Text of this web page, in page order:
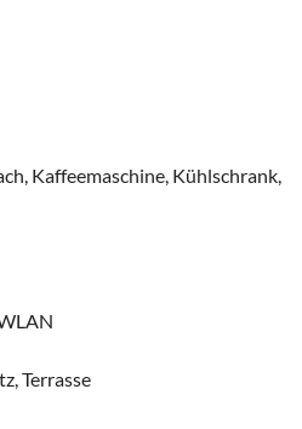
Kaffeemaschine, Kühlschrank,
Terrasse